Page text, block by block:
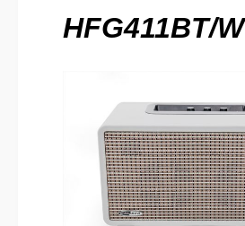
HFG411BT/W